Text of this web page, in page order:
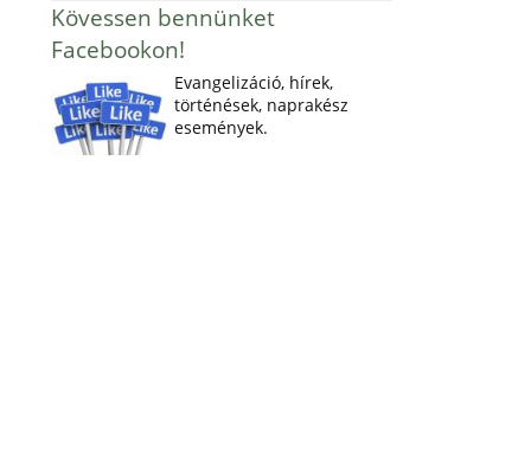
Kövessen bennünket
Facebookon!
Evangelizáció, hírek,
történések, naprakész
események.